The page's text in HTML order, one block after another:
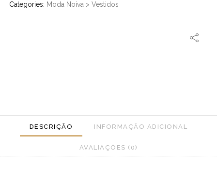
Categories: Moda Noiva >Vestidos
DESCRIÇÃO INFORMAÇÃO ADICIONAL
AVALIAÇÕES (0)